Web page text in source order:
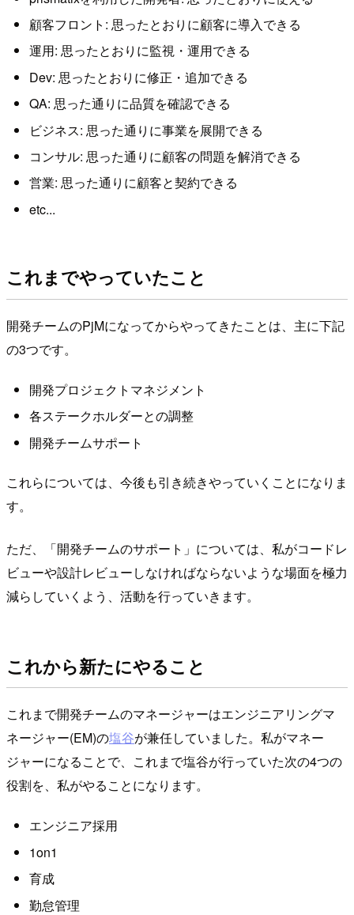
顧客フロント: 思ったとおりに顧客に導入できる
運用: 思ったとおりに監視・運用できる
Dev: 思ったとおりに修正・追加できる
QA: 思った通りに品質を確認できる
ビジネス: 思った通りに事業を展開できる
コンサル: 思った通りに顧客の問題を解消できる
営業: 思った通りに顧客と契約できる
etc...
これまでやっていたこと
開発チームのPjMになってからやってきたことは、主に下記
の3つです。
開発プロジェクトマネジメント
各ステークホルダーとの調整
開発チームサポート
これらについては、今後も引き続きやっていくことになりま
す。
ただ、「開発チームのサポート」については、私がコードレ
ビューや設計レビューしなければならないような場面を極力
減らしていくよう、活動を行っていきます。
これから新たにやること
これまで開発チームのマネージャーはエンジニアリングマ
ネージャー(EM)の塩谷が兼任していました。私がマネー
ジャーになることで、これまで塩谷が行っていた次の4つの
役割を、私がやることになります。
エンジニア採用
1on1
育成
勤怠管理